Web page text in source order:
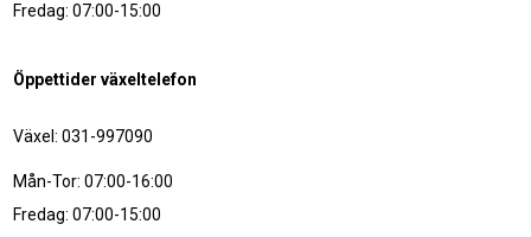
Fredag: 07:00-15:00
Öppettider växeltelefon
Växel: 031-997090
Mån-Tor: 07:00-16:00
Fredag: 07:00-15:00